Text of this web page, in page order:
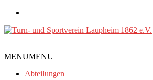
Zum
springen
und
Sportverein
MENUMENU
Abteilungen